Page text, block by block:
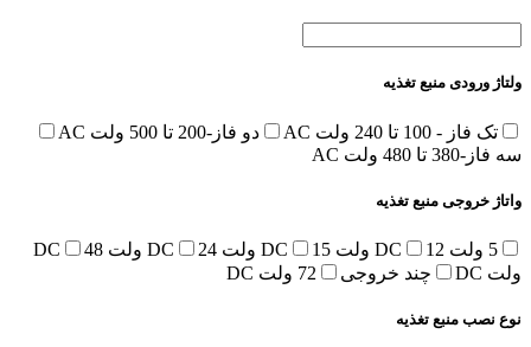
ولتاژ ورودی منبع تغذیه
تک فاز - 100 تا 240 ولت AC
دو فاز-200 تا 500 ولت AC
سه فاز-380 تا 480 ولت AC
واتاژ خروجی منبع تغذیه
5 ولت DC 12 ولت DC 15 ولت DC 24 ولت DC
48
ولت DC
چند خروجی 72 ولت DC
نوع نصب منبع تغذیه